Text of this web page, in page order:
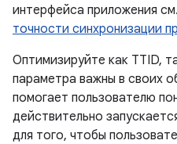
интерфейса приложения
точности синхронизации
Оптимизируйте как TTID,
параметра важны в своих
помогает пользователю
действительно
для того, чтобы